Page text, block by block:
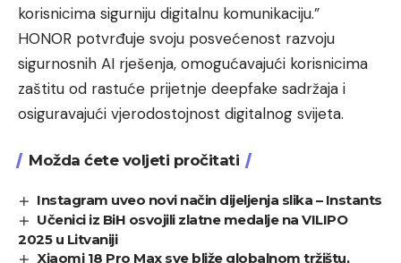
korisnicima sigurniju digitalnu komunikaciju.”
HONOR potvrđuje svoju posvećenost razvoju
sigurnosnih AI rješenja, omogućavajući korisnicima
zaštitu od rastuće prijetnje deepfake sadržaja i
osiguravajući vjerodostojnost digitalnog svijeta.
Možda ćete voljeti pročitati
Instagram uveo novi način dijeljenja slika – Instants
Učenici iz BiH osvojili zlatne medalje na VILIPO
2025 u Litvaniji
Xiaomi 18 Pro Max sve bliže globalnom tržištu,